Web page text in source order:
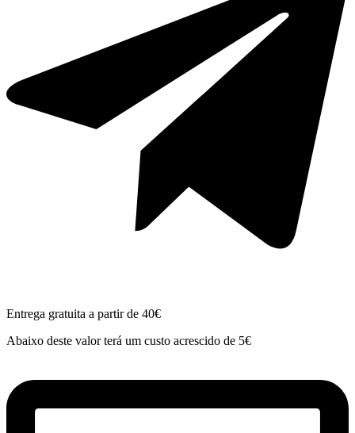
Entrega gratuita a partir de 40€
Abaixo deste valor terá um custo acrescido de 5€